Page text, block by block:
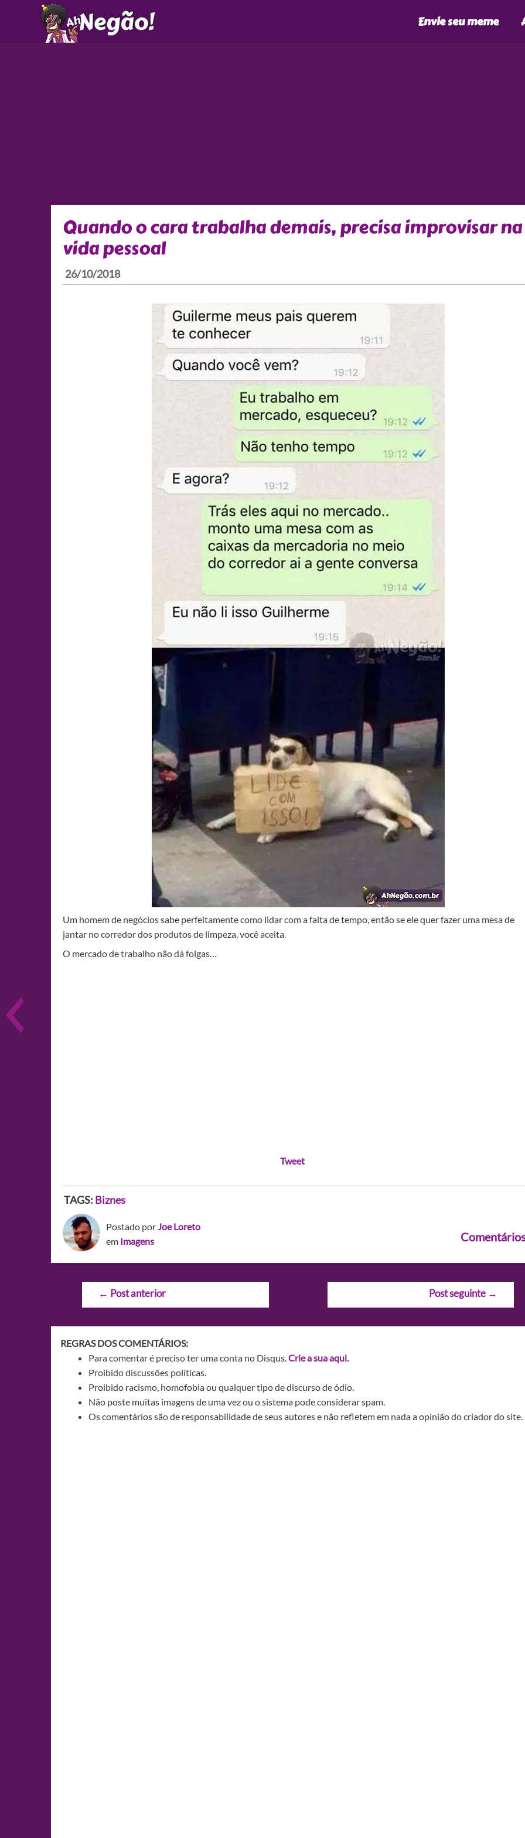
Envie seu meme
Quando o cara trabalha demais, precisa improvisar na
vida pessoal
26/10/2018
Um homem de negócios sabe perfeitamente como lidar com a falta de tempo, então se ele quer fazer uma mesa de
jantar no corredor dos produtos de limpeza, você aceita.
O mercado de trabalho não dá folgas…
Tweet
TAGS: Biznes
Postado porJoe Loreto
em Imagens
Navegação
← Post anterior Post seguinte →
REGRAS DOS COMENTÁRIOS:
Para comentar é preciso ter uma conta no Disqus.Crie a sua aqui.
Proibido discussões políticas.
Proibido racismo, homofobia ou qualquer tipo de discurso de ódio.
Não poste muitas imagens de uma vez ou o sistema pode considerar spam.
Os comentários são de responsabilidade de seus autores e não refletem em nada a opinião do criador do site.